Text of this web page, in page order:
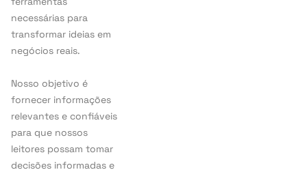
necessárias para
transformar ideias em
negócios reais.
Nosso objetivo é
fornecer informações
relevantes e confiáveis
para que nossos
leitores possam tomar
decisões informadas e